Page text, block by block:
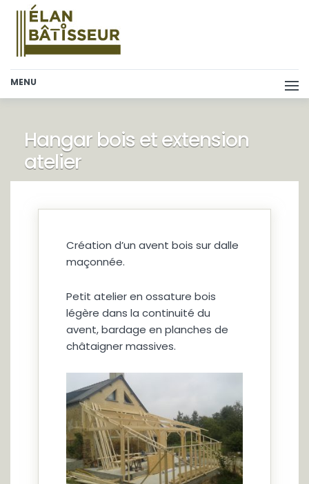
MENU
contentHangar bois et extension
atelier
Création d’un avent bois sur dalle
maçonnée.
Petit atelier en ossature bois
légère dans la continuité du
avent, bardage en planches de
châtaigner massives.